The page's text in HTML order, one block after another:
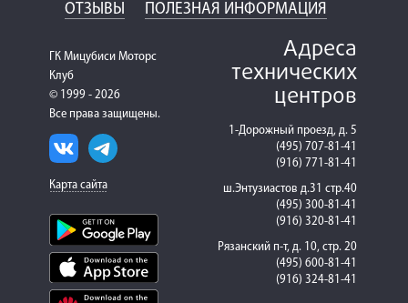
ОТЗЫВЫ
ПОЛЕЗНАЯ ИНФОРМАЦИЯ
ГК Мицубиси Моторс
Клуб
© 1999 - 2026
Все права защищены.
Карта сайта
Адреса
технических
центров
1-Дорожный проезд, д. 5
(495) 707-81-41
(916) 771-81-41
ш.Энтузиастов д.31 стр.40
(495) 300-81-41
(916) 320-81-41
Рязанский п-т, д. 10, стр. 20
(495) 600-81-41
(916) 324-81-41